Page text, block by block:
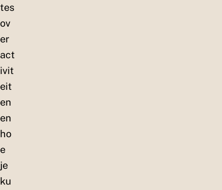
tes
ov
er
act
ivit
eit
en
en
ho
e
je
ku